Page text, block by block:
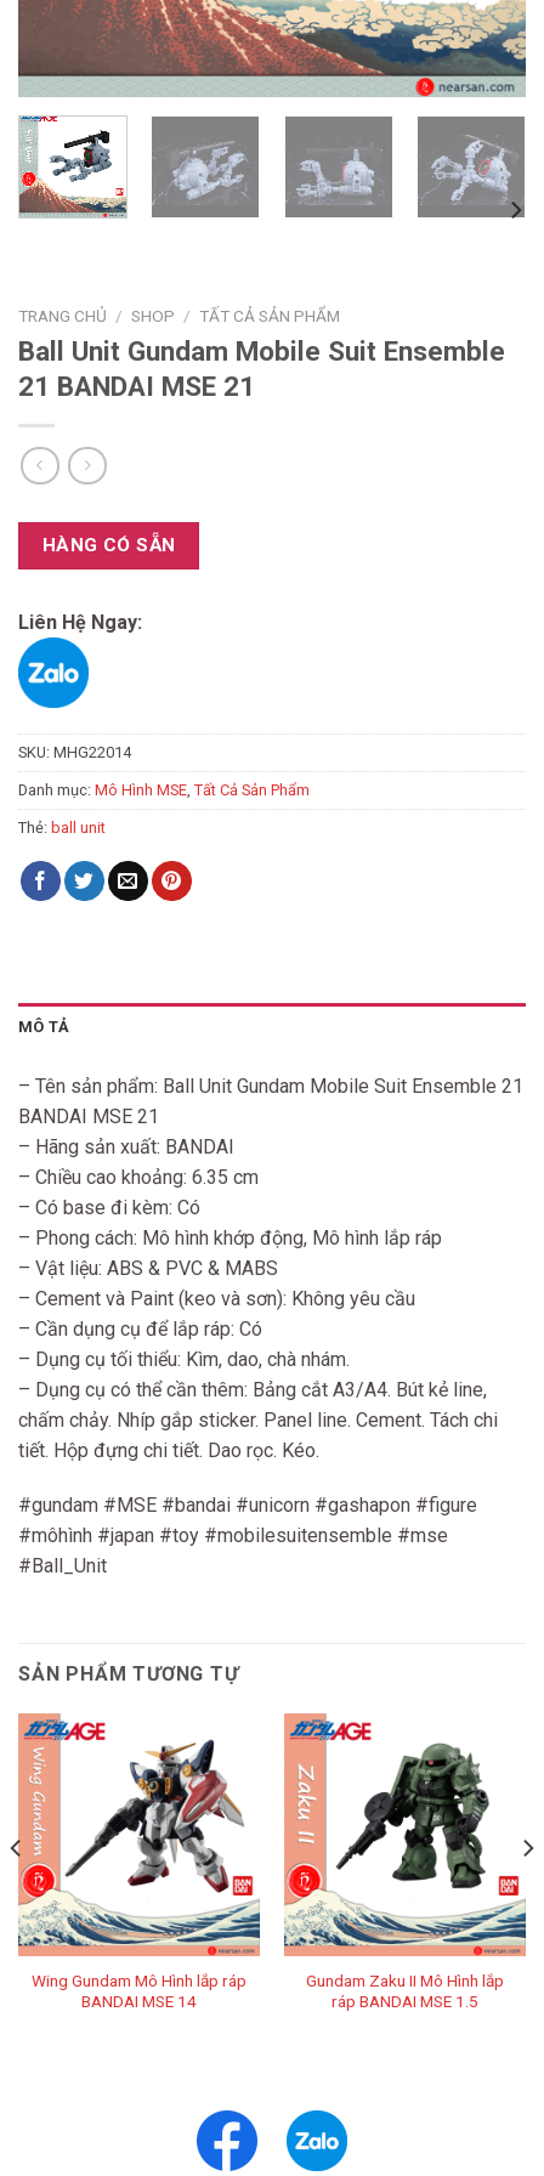
TRANG CHỦ / SHOP / TẤT CẢ SẢN PHẨM
Ball Unit Gundam Mobile Suit Ensemble
21 BANDAI MSE 21
HÀNG CÓ SẴN
Liên Hệ Ngay:
SKU: MHG22014
Danh mục: Mô Hình MSE Tất Cả Sản Phẩm
Thẻ: ball unit
MÔ TẢ
– Tên sản phẩm: Ball Unit Gundam Mobile Suit Ensemble 21
BANDAI MSE 21
– Hãng sản xuất: BANDAI
– Chiều cao khoảng: 6.35 cm
– Có base đi kèm: Có
– Phong cách: Mô hình khớp động, Mô hình lắp ráp
– Vật liệu: ABS & PVC & MABS
– Cement và Paint (keo và sơn): Không yêu cầu
– Cần dụng cụ để lắp ráp: Có
– Dụng cụ tối thiểu: Kìm, dao, chà nhám.
– Dụng cụ có thể cần thêm: Bảng cắt A3/A4. Bút kẻ line,
chấm chảy. Nhíp gắp sticker. Panel line. Cement. Tách chi
tiết. Hộp đựng chi tiết. Dao rọc. Kéo.
#gundam #MSE #bandai #unicorn #gashapon #figure
#môhình #japan #toy #mobilesuitensemble #mse
#Ball_Unit
SẢN PHẨM TƯƠNG TỰ
Wing Gundam Mô Hình lắp ráp
BANDAI MSE 14
Gundam Zaku II Mô Hình lắp
ráp BANDAI MSE 1.5